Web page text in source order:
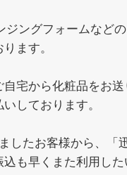
ジングフォームなど
ます。
宅から化粧品をお
しております。
したお客様から、「
も早くまた利用した